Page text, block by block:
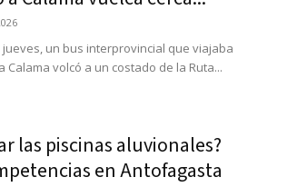
un bus interprovincial que viajaba
volcó a un costado de la Ruta...
las piscinas aluvionales?
en Antofagasta